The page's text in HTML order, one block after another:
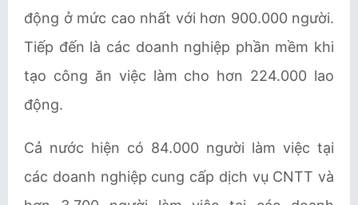
động ở mức cao nhất với hơn 900.000 người.
Tiếp đến là các doanh nghiệp phần mềm khi
tạo công ăn việc làm cho hơn 224.000 lao
động.
Cả nước hiện có 84.000 người làm việc tại
các doanh nghiệp cung cấp dịch vụ CNTT và